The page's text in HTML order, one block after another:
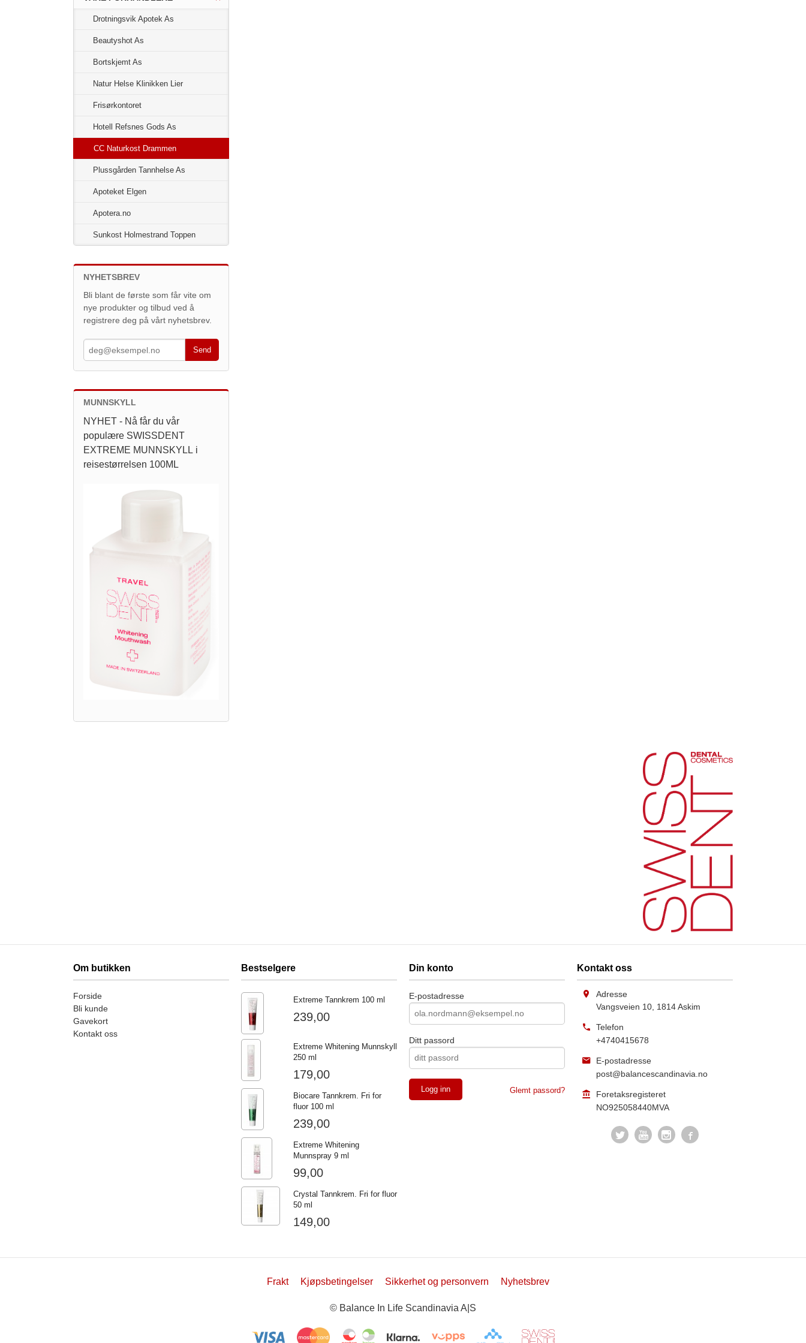
Drotningsvik Apotek As
Beautyshot As
Bortskjemt As
Natur Helse Klinikken Lier
Frisørkontoret
Hotell Refsnes Gods As
CC Naturkost Drammen
Plussgården Tannhelse As
Apoteket Elgen
Apotera.no
Sunkost Holmestrand Toppen
NYHETSBREV
Bli blant de første som får vite om
nye produkter og tilbud ved å
registrere deg på vårt nyhetsbrev.
MUNNSKYLL
NYHET - Nå får du vår
populære SWISSDENT
EXTREME MUNNSKYLL i
reisestørrelsen 100ML
Om butikken
Forside
Bli kunde
Gavekort
Kontakt oss
Bestselgere
Extreme Tannkrem 100 ml
239,00
Extreme Whitening Munnskyll
250 ml
179,00
Biocare Tannkrem. Fri for
fluor 100 ml
239,00
Extreme Whitening
Munnspray 9 ml
99,00
Crystal Tannkrem. Fri for fluor
50 ml
149,00
Din konto
E-postadresse
Ditt passord
Glemt passord?
Kontakt oss
Adresse
Vangsveien 10, 1814Askim
Telefon
+4740415678
E-postadresse
post@balancescandinavia.no
Foretaksregisteret
NO925058440MVA
Frakt Kjøpsbetingelser Sikkerhet og personvern Nyhetsbrev
© Balance In Life Scandinavia A|S